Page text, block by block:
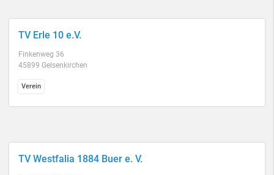
TV Erle 10 e.V.
Finkenweg 36
45899 Gelsenkirchen
Verein
TV Westfalia 1884 Buer e. V.